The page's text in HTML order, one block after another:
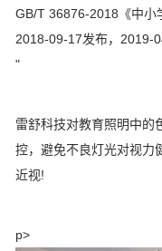
GB/T 36876-2018《中小
2018-09-17发布，2019-
"
雷舒科技对教育照明中的
控，避免不良灯光对视力
近视!
p>